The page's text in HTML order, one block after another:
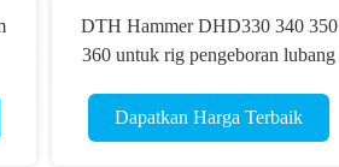
DTH Hammer DHD330 340 350
360 untuk rig pengeboran lubang
Dapatkan Harga Terbaik